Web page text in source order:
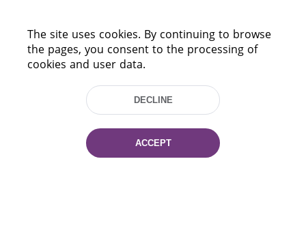
220114, Niezaležnasci Ave. 116, Minsk,
Tel.: (+375 17) 368 37 37
Fax: (+375 17) 368 97 06
E-mail: inbox@nlb.by
The site uses cookies. By continuing to browse
the pages, you consent to the processing of
cookies and user data.
DECLINE
ACCEPT